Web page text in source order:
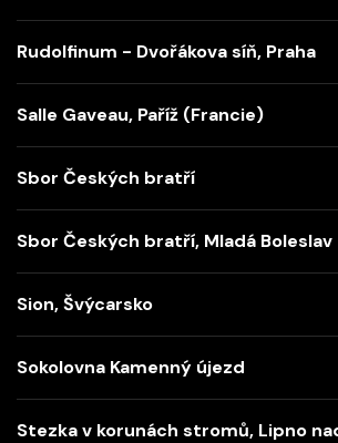
Rudolfinum - Dvořákova síň, Praha
Salle Gaveau, Paříž (Francie)
Sbor Českých bratří
Sbor Českých bratří, Mladá Boleslav
Sion, Švýcarsko
Sokolovna Kamenný újezd
Stezka v korunách stromů, Lipno